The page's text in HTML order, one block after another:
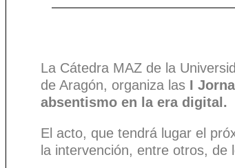
La Cátedra MAZ de la
de Aragón, organiza las I
absentismo en la era digital.
El acto, que tendrá lugar el
la intervención, entre otros, de